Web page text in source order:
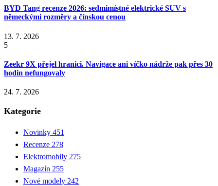
BYD Tang recenze 2026: sedmimístné elektrické SUV s
německými rozměry a čínskou cenou
13. 7. 2026
5
Zeekr 9X přejel hranici. Navigace ani víčko nádrže pak přes 30
hodin nefungovaly
24. 7. 2026
Kategorie
Novinky 451
Recenze 278
Elektromobily 275
Magazín 255
Nové modely 242